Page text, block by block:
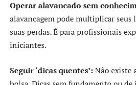
Operar alavancado sem
alavancagem pode multiplicar seus
suas perdas. É para profissionais
iniciantes.
Seguir ‘dicas quentes’:Não existe